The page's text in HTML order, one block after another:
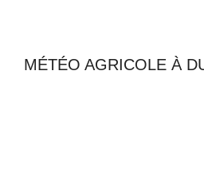
MÉTÉO AGRICOLE À